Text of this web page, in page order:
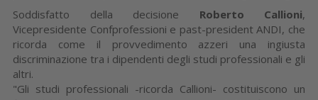
Soddisfatto della decisione Roberto Callioni,
Vicepresidente Confprofessioni e past-president ANDI, che
ricorda come il provvedimento azzeri una ingiusta
discriminazione tra i dipendenti degli studi professionali e gli
altri.
"Gli studi professionali -ricorda Callioni- costituiscono un